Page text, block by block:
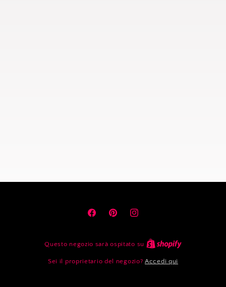
FacebookPinterestInstagram
Questo negozio sarà ospitato su
Sei il proprietario del negozio?Accedi qui